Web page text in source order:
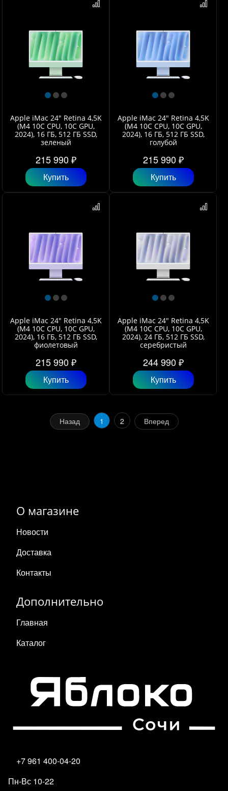
Apple iMac 24" Retina 4,5K
(M4 10C CPU, 10C GPU,
2024), 16 ГБ, 512 ГБ SSD,
зеленый
215 990 ₽
Купить
Apple iMac 24" Retina 4,5K
(M4 10C CPU, 10C GPU,
2024), 16 ГБ, 512 ГБ SSD,
голубой
215 990 ₽
Купить
Apple iMac 24" Retina 4,5K
(M4 10C CPU, 10C GPU,
2024), 16 ГБ, 512 ГБ SSD,
фиолетовый
215 990 ₽
Купить
Apple iMac 24" Retina 4,5K
(M4 10C CPU, 10C GPU,
2024), 24 ГБ, 512 ГБ SSD,
серебристый
244 990 ₽
Купить
Назад 1 2 Вперед
О магазине
Новости
Доставка
Контакты
Дополнительно
Главная
Каталог
+7 961 400-04-20
Пн-Вс 10-22